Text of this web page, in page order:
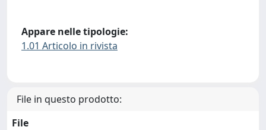
Appare nelle tipologie:
1.01 Articolo in rivista
File in questo prodotto:
File